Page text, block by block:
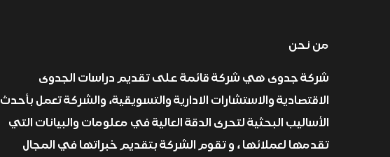
من نحن
شركة جدوى هي شركة قائمة على تقديم دراسات الجدوى
الاقتصادية والاستشارات الادارية والتسويقية، والشركة تعمل بأحدث
الأساليب البحثية لتحرى الدقة العالية في معلومات والبيانات التي
تقدمها لعملائها ، و تقوم الشركة بتقديم خبراتها في المجال